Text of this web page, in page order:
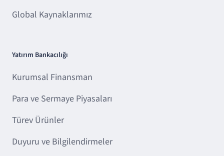
Global Kaynaklarımız
Yatırım Bankacılığı
Kurumsal Finansman
Para ve Sermaye Piyasaları
Türev Ürünler
Duyuru ve Bilgilendirmeler